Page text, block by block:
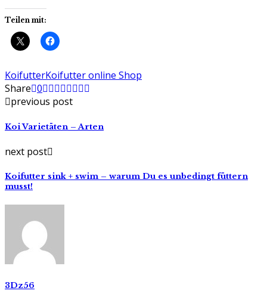
Teilen mit:
KoifutterKoifutter online Shop
Share 0
previous post
Koi Varietäten – Arten
next post
Koifutter sink + swim – warum Du es unbedingt füttern
musst!
3Dz56